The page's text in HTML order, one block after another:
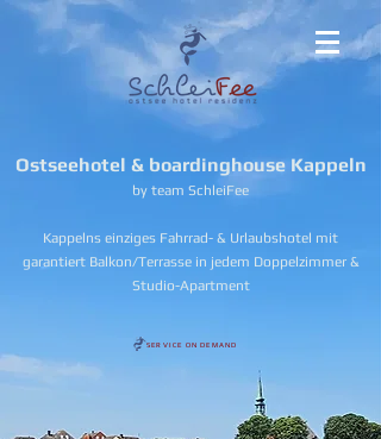
Ostseehotel & boardinghouse Kappeln
by team SchleiFee
Kappelns einziges Fahrrad- & Urlaubshotel mit
garantiert Balkon/Terrasse in jedem Doppelzimmer &
Studio-Apartment
SERVICE ON DEMAND